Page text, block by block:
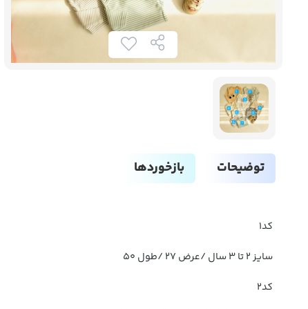
توضیحات بازخوردها
کد1
سایز ۲ تا ۳ سال /عرض ۲۷ /طول ۵۰
کد2